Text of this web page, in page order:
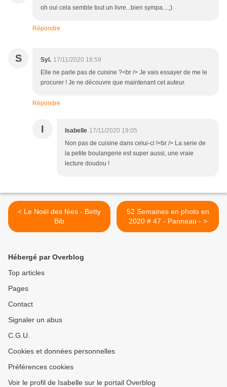
oh oui cela semble tout un livre...bien sympa....;)
Répondre
S Syl. 17/11/2020 18:59
Elle ne parle pas de cuisine ?<br /> Je vais essayer de me le
procurer ! Je ne découvre que maintenant cet auteur.
Répondre
I Isabelle 17/11/2020 19:05
Non pas de cuisine dans celui-ci !<br /> La serie de
la petite boulangerie est super aussi, une vraie
lecture doudou !
< Le Noël des fées - Betty
Bib
52 Semaines en photo en
2020 # 47 - Panneau - >
Hébergé par Overblog
Top articles
Pages
Contact
Signaler un abus
C.G.U.
Cookies et données personnelles
Préférences cookies
Voir le profil de Isabelle sur le portail Overblog